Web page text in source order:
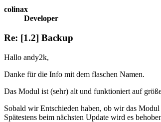
colinax
Developer
Re: [1.2] Backup
Hallo andy2k,
Danke für die Info mit dem flaschen Namen.
Das Modul ist (sehr) alt und funktioniert auf
Sobald wir Entschieden haben, ob wir das
Spätestens beim nächsten Update wird es